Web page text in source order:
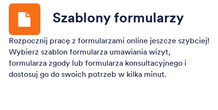
Szablony formularzy
Rozpocznij pracę z formularzami online jeszcze szybciej!
Wybierz szablon formularza umawiania wizyt,
formularza zgody lub formularza konsultacyjnego i
dostosuj go do swoich potrzeb w kilka minut.